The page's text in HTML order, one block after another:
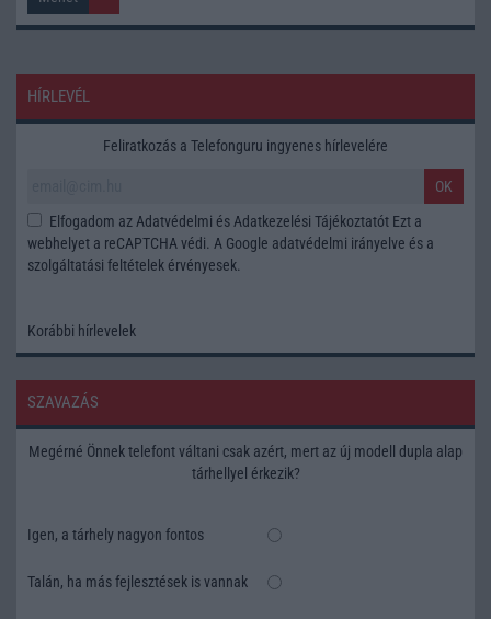
HÍRLEVÉL
Feliratkozás a Telefonguru ingyenes hírlevelére
OK
Elfogadom az Adatvédelmi és Adatkezelési Tájékoztatót Ezt a
webhelyet a reCAPTCHA védi. A Google adatvédelmi irányelve és a
szolgáltatási feltételek érvényesek.
Korábbi hírlevelek
SZAVAZÁS
Megérné Önnek telefont váltani csak azért, mert az új modell dupla alap
tárhellyel érkezik?
Igen, a tárhely nagyon fontos
Talán, ha más fejlesztések is vannak